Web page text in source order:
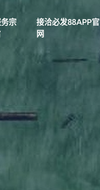
宗
接洽必发88APP官
网